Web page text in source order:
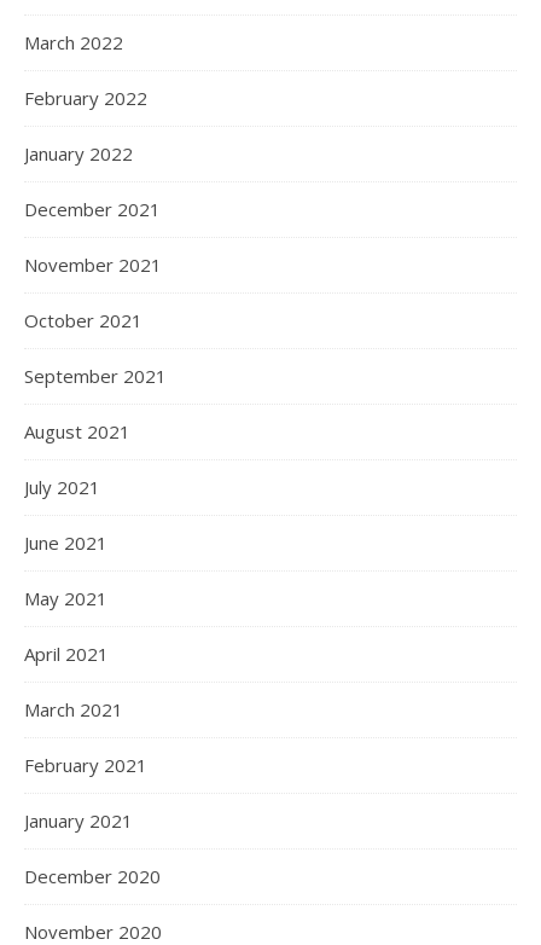
March 2022
February 2022
January 2022
December 2021
November 2021
October 2021
September 2021
August 2021
July 2021
June 2021
May 2021
April 2021
March 2021
February 2021
January 2021
December 2020
November 2020